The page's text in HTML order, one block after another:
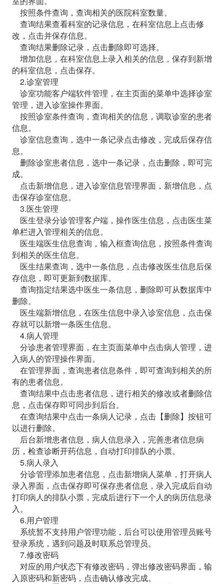
按照条件查询，查询相关的医院科室数量。
查询结果查看科室的记录信息，在科室信息上点击修
改，点击并保存信息。
查询结果删除记录，点击删除即可选择。
增加信息，在科室信息上录入相关的信息，保存到新增
的科室信息，点击保存。
2.诊室管理
诊室功能客户端软件管理，在主页面的菜单中选择诊室
管理，进入诊室操作界面。
按照诊室条件查询，查询相关的信息，调取诊室的患者
信息。
诊室信息查询，选中一条记录点击修改，完成后保存信
息。
删除诊室患者信息，选中一条记录，点击删除，即可完
成。
点击新增信息，进入诊室信息管理界面，新增信息，点
击保存诊室信息。
3.医生管理
医生登录分诊管理客户端，操作医生信息，点击医生菜
单栏进入管理相关的信息。
医生端医生信息查询，输入框查询信息，按照条件查询
到相关的医生信息。
医生结果查询，选中一条信息，点击修改医生信息后保
存信息，即可更新到数据库。
查询指定结果选中医生一条信息，删除即可从数据库中
删除。
医生端新增信息，在医生信息中录入诊室信息，点击保
存就可以新增一条医生信息。
4.病人管理
分诊患者管理界面，在主页面菜单中点击病人管理，进
入病人的管理操作界面。
在管理界面，查询患者信息条件，即可查询到相关的所
有的患者信息。
查询结果中点击患者信息，进行相关的修改或者删除信
息，点击保存即可同步到后台。
在查询结果中点击一条病人记录，点击【删除】按钮可
以进行删除。
后台新增患者信息，病人信息录入，完善患者信息病
历，检查诊断开药信息，自动打印排队的小票。
5.病人录入
分诊管理添加患者信息，点击新增病人菜单，打开病人
录入界面，点击保存即可保存患者信息，录入完成后自动
打印病人的排队小票，完成后进行下一个人的病历信息录
入。
6.用户管理
系统暂不支持用户管理功能，后台可以使用管理员账号
登录系统，遇到问题及时联系总管理员。
7.修改密码
对应的用户状态下有修改密码，弹出修改密码界面，输
入原密码和新密码，点击确认修改完成。